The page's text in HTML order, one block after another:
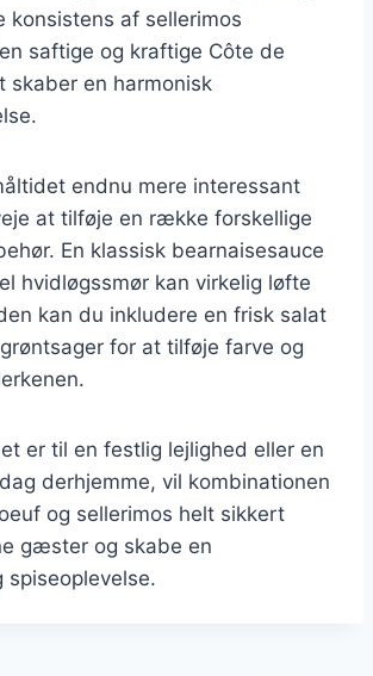
konsistens af sellerimos
saftige og kraftige Côte de
skaber en harmonisk
endnu mere interessant
at tilføje en række forskellige
En klassisk bearnaisesauce
hvidløgssmør kan virkelig løfte
kan du inkludere en frisk salat
for at tilføje farve og
er til en festlig lejlighed eller en
derhjemme, vil kombinationen
og sellerimos helt sikkert
gæster og skabe en